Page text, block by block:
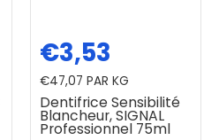
Dentifrice Sensibilité
Blancheur, SIGNAL
Professionnel 75ml
€3,53
€47,07 PAR KG